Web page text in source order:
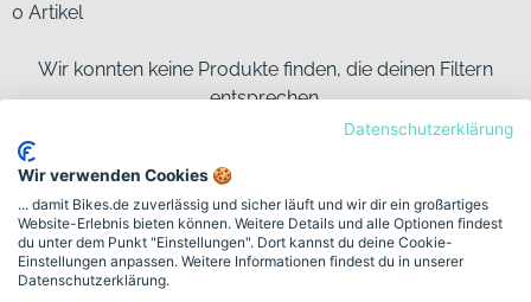
0 Artikel
Wir konnten keine Produkte finden, die deinen Filtern
entsprechen.
Bitte lösche einen oder mehrere Filter aus der Auswahl.
Vertrag widerrufen
Datenschutzerklärung
Wir verwenden Cookies 🍪
... damit Bikes.de zuverlässig und sicher läuft und wir dir ein großartiges
Website-Erlebnis bieten können. Weitere Details und alle Optionen findest
du unter dem Punkt "Einstellungen". Dort kannst du deine Cookie-
Einstellungen anpassen. Weitere Informationen findest du in unserer
Datenschutzerklärung.